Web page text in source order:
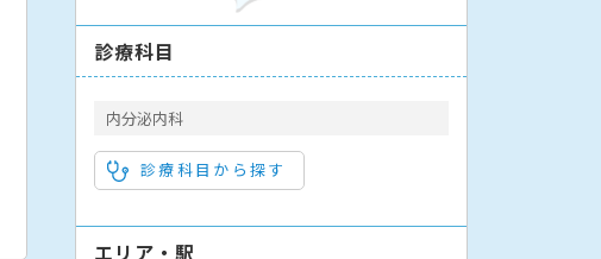
診療科目
内分泌内科
診療科目から探す
エリア・駅